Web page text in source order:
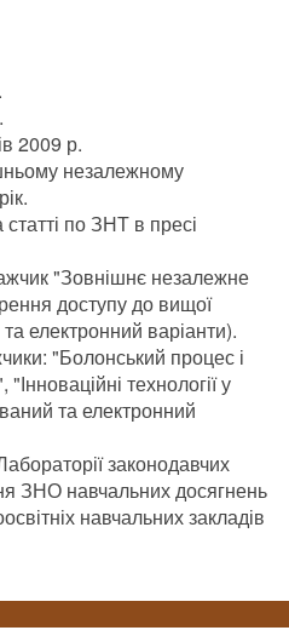
2009 р.
незалежному
статті по ЗНТ в пресі
"Зовнішнє незалежне
доступу до вищої
електронний варіанти).
"Болонський процес і
технології у
та електронний
законодавчих
ЗНО навчальних досягнень
навчальних закладів